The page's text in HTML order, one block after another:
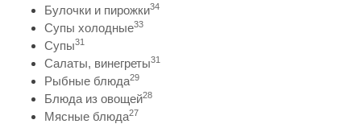
Булочки и пирожки34
Супы холодные33
Супы31
Салаты, винегреты31
Рыбные блюда29
Блюда из овощей28
Мясные блюда27